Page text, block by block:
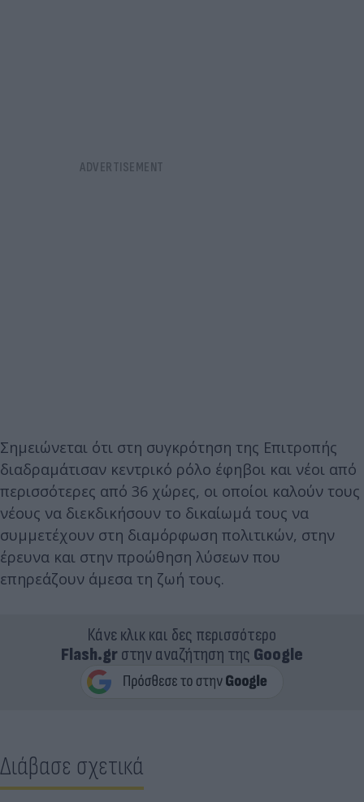
Σημειώνεται ότι στη συγκρότηση της Επιτροπής
διαδραμάτισαν κεντρικό ρόλο έφηβοι και νέοι από
περισσότερες από 36 χώρες, οι οποίοι καλούν τους
νέους να διεκδικήσουν το δικαίωμά τους να
συμμετέχουν στη διαμόρφωση πολιτικών, στην
έρευνα και στην προώθηση λύσεων που
επηρεάζουν άμεσα τη ζωή τους.
Κάνε κλικ και δες περισσότερο
Flash.grστην αναζήτηση της Google
Διάβασε σχετικά